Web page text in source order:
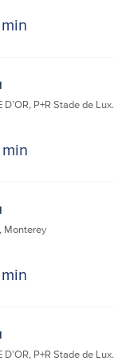
D’OR, P+R Stade de Lux.
Monterey
D’OR, P+R Stade de Lux.